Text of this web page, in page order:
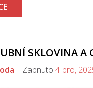
SKLOVINA A
Zapnuto 4 pro,